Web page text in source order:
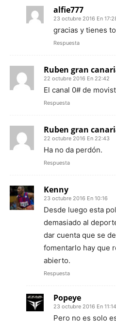
alfie777
23 octubre 2016 En
gracias y tienes
Respuesta
Ruben gran
22 octubre 2016 En 22:42
El canal 0# de
Respuesta
Ruben gran
22 octubre 2016 En 22:43
Ha no da perdón.
Respuesta
Kenny
23 octubre 2016 En 10:16
Desde luego esta
demasiado al
dar cuenta que se
fomentarlo hay que
abierto.
Respuesta
Popeye
23 octubre 2016 En 11:14
Pero no es solo